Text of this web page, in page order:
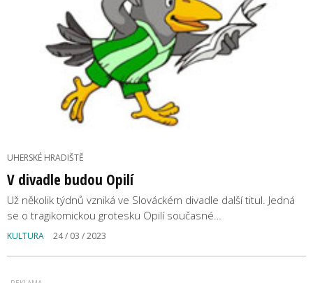
UHERSKÉ HRADIŠTĚ
V divadle budou Opilí
Už několik týdnů vzniká ve Slováckém divadle další titul. Jedná
se o tragikomickou grotesku Opilí současné…
KULTURA 24 / 03 / 2023